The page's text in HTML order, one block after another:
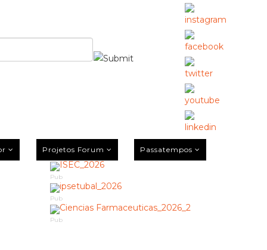
Projetos Forum Passatempos
Pub
Pub
Pub